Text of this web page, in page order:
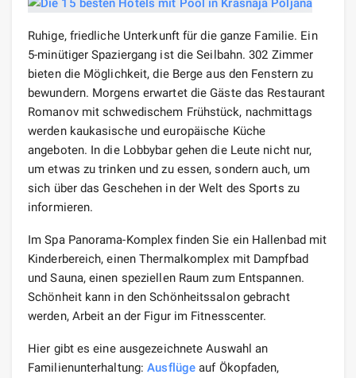
Ruhige, friedliche Unterkunft für die ganze Familie. Ein
5-minütiger Spaziergang ist die Seilbahn. 302 Zimmer
bieten die Möglichkeit, die Berge aus den Fenstern zu
bewundern. Morgens erwartet die Gäste das Restaurant
Romanov mit schwedischem Frühstück, nachmittags
werden kaukasische und europäische Küche
angeboten. In die Lobbybar gehen die Leute nicht nur,
um etwas zu trinken und zu essen, sondern auch, um
sich über das Geschehen in der Welt des Sports zu
informieren.
Im Spa Panorama-Komplex finden Sie ein Hallenbad mit
Kinderbereich, einen Thermalkomplex mit Dampfbad
und Sauna, einen speziellen Raum zum Entspannen.
Schönheit kann in den Schönheitssalon gebracht
werden, Arbeit an der Figur im Fitnesscenter.
Hier gibt es eine ausgezeichnete Auswahl an
Familienunterhaltung:Ausflüge auf Ökopfaden,